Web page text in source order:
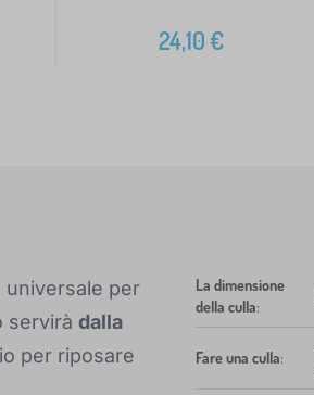
24,10€
universale per
servirà dalla
per riposare
La dimensione
della culla:
Fare una culla: